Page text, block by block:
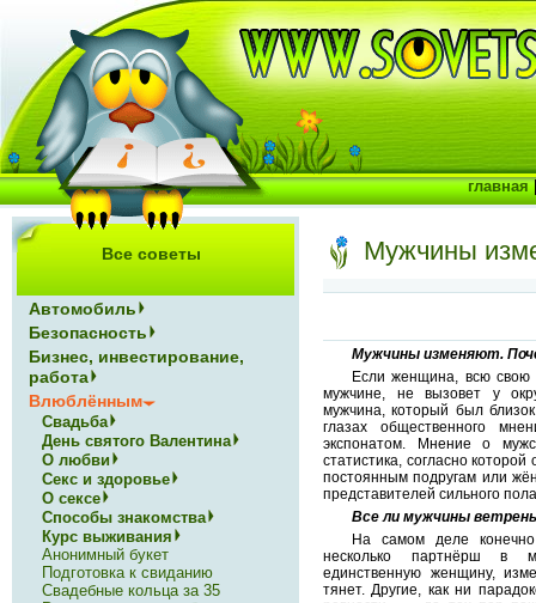
Мужчины
Мужчины изменяют.
Если женщина, всю свою
мужчине, не вызовет у
мужчина, который был
глазах общественного
экспонатом. Мнение о
статистика, согласно
постоянным подругам или
представителей сильного
Все ли мужчины
На самом деле
несколько партнёрш в
единственную женщину,
тянет. Другие, как ни
Все советы
Автомобиль
Безопасность
Бизнес, инвестирование,
работа
Влюблённым
Свадьба
День святого Валентина
О любви
Секс и здоровье
О сексе
Способы знакомства
Курс выживания
Анонимный букет
Подготовка к свиданию
Свадебные кольца за 35
главная